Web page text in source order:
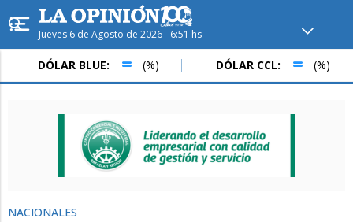
Jueves 6 de Agosto de 2026 - 6:51 hs
Hoy enRafaela ver clima
Mín / Máx
Humedad
Presión
DÓLAR BLUE: (%) DÓLAR CCL: (%)
NACIONALES